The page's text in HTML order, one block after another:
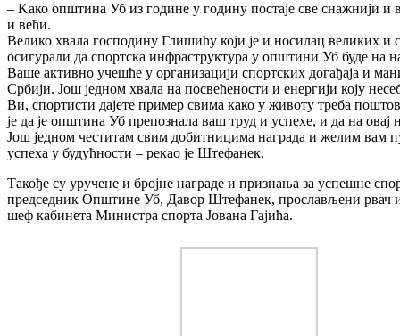
– Kако општина Уб из године у годину постаје све снажнији и
и већи.
Велико хвала господину Глишићу који је и носилац великих и
осигурали да спортска инфраструктура у општини Уб буде на
Ваше активно учешће у организацији спортских догађаја и
Србији. Још једном хвала на посвећености и енергији коју
Ви, спортисти дајете пример свима како у животу треба
је да је општина Уб препознала ваш труд и успехе, и да на
Још једном честитам свим добитницима награда и желим вам
успеха у будућности – рекао је Штефанек.
Такође су уручене и бројне награде и признања за успешне
председник Општине Уб, Давор Штефанек, прослављени рвач и
шеф кабинета Министра спорта Јована Гајића.